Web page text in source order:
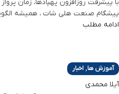
پیشگام صنعت هلی شات ، همیشه
ادامه مطلب
آموزش ها, اخبار
آیلا محمدی